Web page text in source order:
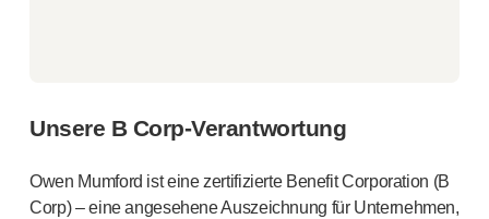
Unsere B Corp-Verantwortung
Owen Mumford ist eine zertifizierte Benefit Corporation (B
Corp) – eine angesehene Auszeichnung für Unternehmen,